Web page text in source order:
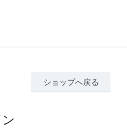
ショップへ戻る
ン